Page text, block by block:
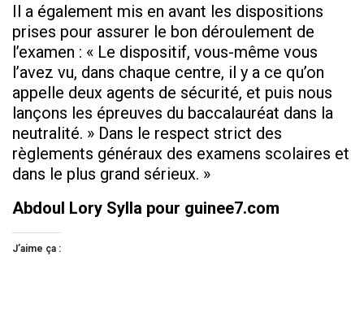
Il a également mis en avant les dispositions
prises pour assurer le bon déroulement de
l’examen : « Le dispositif, vous-même vous
l’avez vu, dans chaque centre, il y a ce qu’on
appelle deux agents de sécurité, et puis nous
lançons les épreuves du baccalauréat dans la
neutralité. » Dans le respect strict des
règlements généraux des examens scolaires et
dans le plus grand sérieux. »
Abdoul Lory Sylla pour guinee7.com
J’aime ça :